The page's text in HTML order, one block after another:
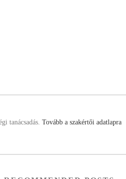
tanácsadás. Tovább a szakértői adatlapra